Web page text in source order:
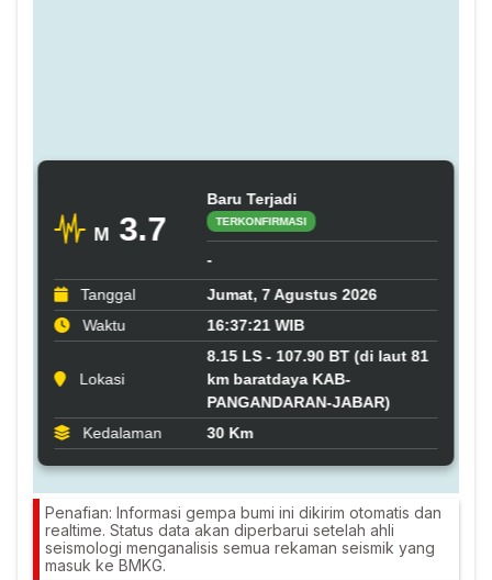
Penafian: Informasi gempa bumi ini dikirim otomatis dan
realtime. Status data akan diperbarui setelah ahli
seismologi menganalisis semua rekaman seismik yang
masuk ke BMKG.